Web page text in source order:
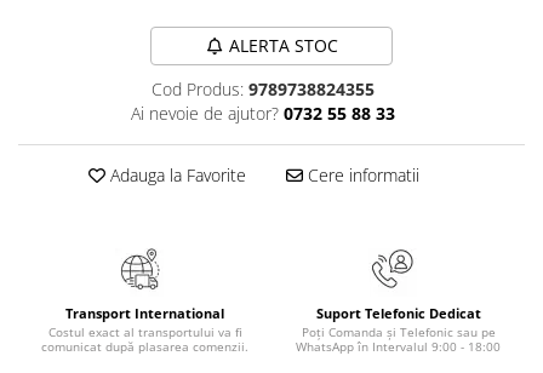
Medicina & Farmacie
Medicina Pentru Toti
SealfHealing
Terapii Alternative
Beletristica
Biografii, Memorii, Jurnale
ALERTA STOC
Cod Produs: 9789738824355
Ai nevoie de ajutor? 0732 55 88 33
Adauga la Favorite Cere informatii
Transport International
Costul exact al transportului va fi
comunicat după plasarea comenzii.
Suport Telefonic Dedicat
Poți Comanda și Telefonic sau pe
WhatsApp în Intervalul 9:00 - 18:00